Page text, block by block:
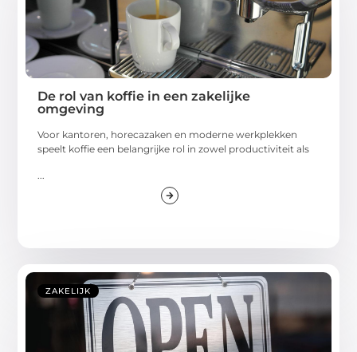
De rol van koffie in een zakelijke
omgeving
Voor kantoren, horecazaken en moderne werkplekken
speelt koffie een belangrijke rol in zowel productiviteit als
ZAKELIJK